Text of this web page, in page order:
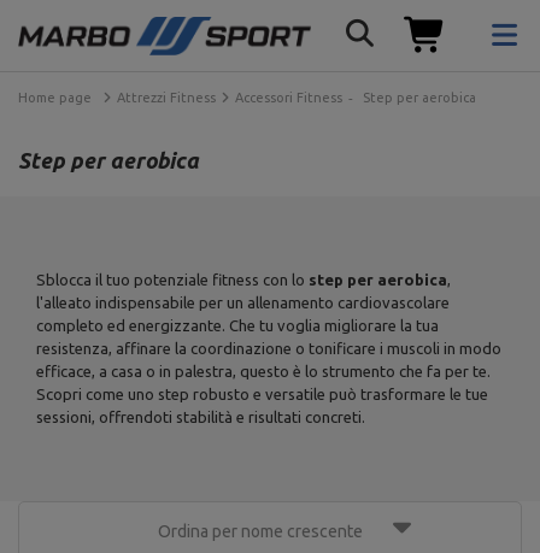
Home page Attrezzi Fitness Accessori Fitness Step per aerobica
Step per aerobica
Sblocca il tuo potenziale fitness con lo step per aerobica,
l'alleato indispensabile per un allenamento cardiovascolare
completo ed energizzante. Che tu voglia migliorare la tua
resistenza, affinare la coordinazione o tonificare i muscoli in modo
efficace, a casa o in palestra, questo è lo strumento che fa per te.
Scopri come uno step robusto e versatile può trasformare le tue
sessioni, offrendoti stabilità e risultati concreti.
Ordina per nome crescente